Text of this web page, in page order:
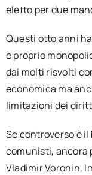
eletto per due
Questi otto anni
e proprio
dai molti risvolti
economica ma
limitazioni dei
Se controverso è
comunisti, ancora
Vladimir Voronin.